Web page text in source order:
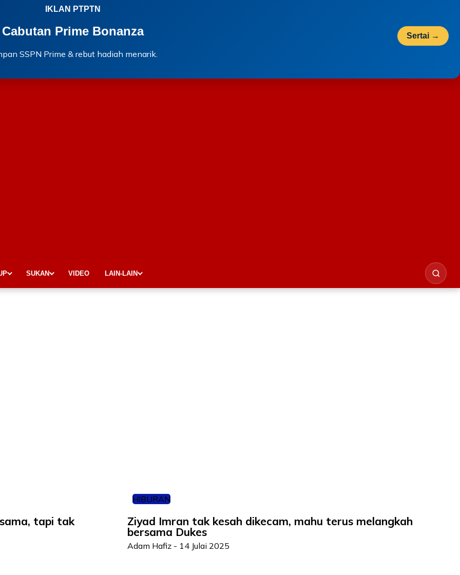
IKLAN PTPTN
Cabutan Prime Bonanza
SSPN Prime & rebut hadiah menarik.
Sertai →
SUKAN VIDEO LAIN-LAIN
tapi tak
HIBURAN
Ziyad Imran tak kesah dikecam, mahu terus melangkah
bersama Dukes
Adam Hafiz - 14 Julai 2025